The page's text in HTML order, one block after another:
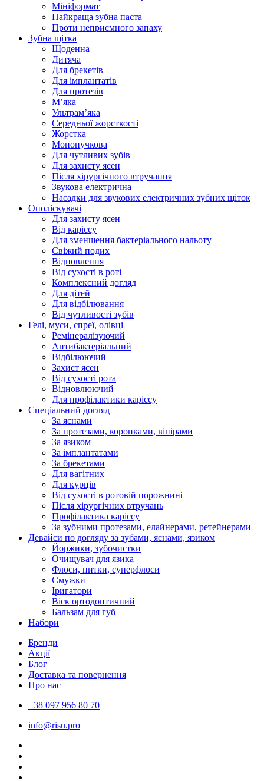
Мініформат
Найкраща зубна паста
Проти неприємного запаху
Зубна щітка
Щоденна
Дитяча
Для брекетів
Для імплантатів
Для протезів
Мʼяка
Ультрамʼяка
Середньої жорсткості
Жорстка
Монопучкова
Для чутливих зубів
Для захисту ясен
Після хірургічного втручання
Звукова електрична
Насадки для звукових електричних зубних щіток
Ополіскувачі
Для захисту ясен
Від карієсу
Для зменшення бактеріального нальоту
Свіжий подих
Відновлення
Від сухості в роті
Комплексний догляд
Для дітей
Для відбілювання
Від чутливості зубів
Гелі, муси, спреї, олівці
Ремінералізуючий
Антибактеріальний
Відбілюючий
Захист ясен
Від сухості рота
Відновлюючий
Для профілактики карієсу
Спеціальний догляд
За яснами
За протезами, коронками, вінірами
За язиком
За імплантатами
За брекетами
Для вагітних
Для курців
Від сухості в ротовій порожнині
Після хірургічних втручань
Профілактика карієсу
За зубними протезами, елайнерами, ретейнерами
Девайси по догляду за зубами, яснами, язиком
Йоржики, зубочистки
Очищувач для язика
Флоси, нитки, суперфлоси
Смужки
Іригатори
Віск ортодонтичний
Бальзам для губ
Набори
Бренди
Акції
Блог
Доставка та повернення
Про нас
+38 097 956 80 70
info@risu.pro